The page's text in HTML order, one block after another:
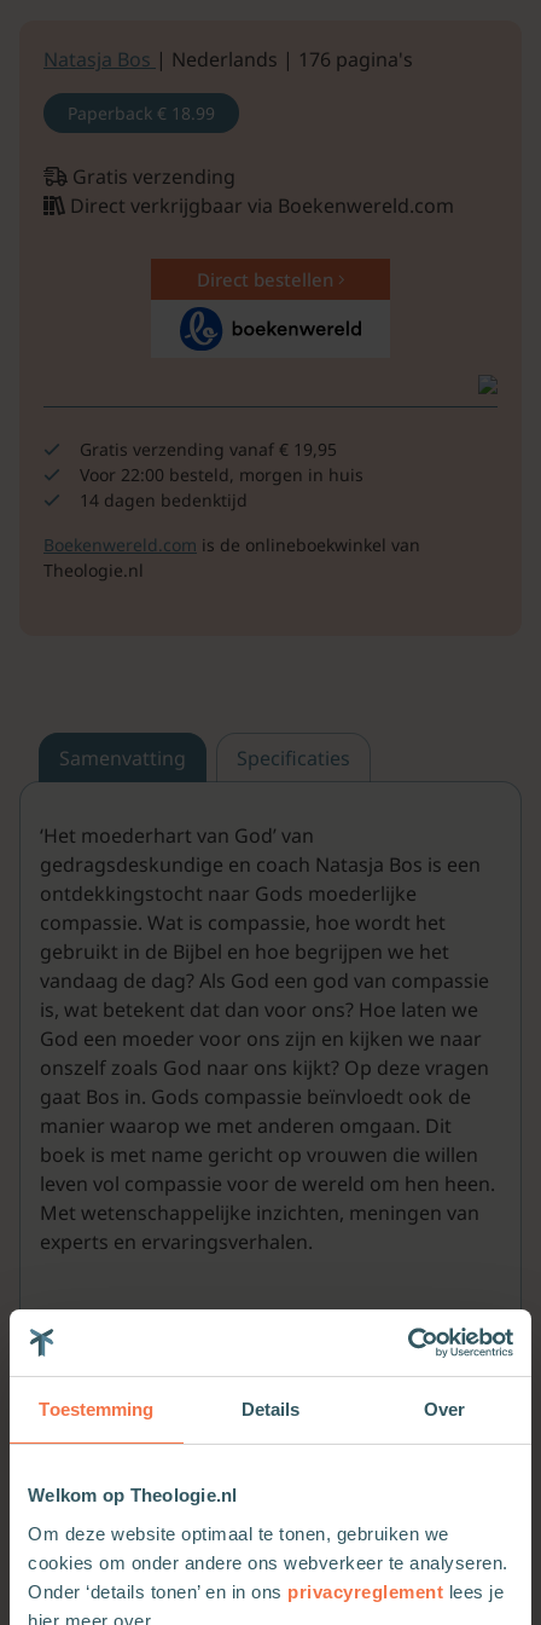
Toestemming Details Over
Welkom op Theologie.nl
Om deze website optimaal te tonen, gebruiken we
cookies om onder andere ons webverkeer te analyseren.
Onder ‘details tonen’ en in ons privacyreglement lees je
hier meer over.
Natasja Bos | Nederlands | 176 pagina's
Paperback € 18.99
Gratis verzending
Direct verkrijgbaar via Boekenwereld.com
Direct bestellen
Gratis verzending vanaf € 19,95
Voor 22:00 besteld, morgen in huis
14 dagen bedenktijd
Boekenwereld.com is de onlineboekwinkel van
Theologie.nl
Samenvatting Specificaties
‘Het moederhart van God’ van
gedragsdeskundige en coach Natasja Bos is een
ontdekkingstocht naar Gods moederlijke
compassie. Wat is compassie, hoe wordt het
gebruikt in de Bijbel en hoe begrijpen we het
vandaag de dag? Als God een god van compassie
is, wat betekent dat dan voor ons? Hoe laten we
God een moeder voor ons zijn en kijken we naar
onszelf zoals God naar ons kijkt? Op deze vragen
gaat Bos in. Gods compassie beïnvloedt ook de
manier waarop we met anderen omgaan. Dit
boek is met name gericht op vrouwen die willen
leven vol compassie voor de wereld om hen heen.
Met wetenschappelijke inzichten, meningen van
experts en ervaringsverhalen.
Meer van deze auteur